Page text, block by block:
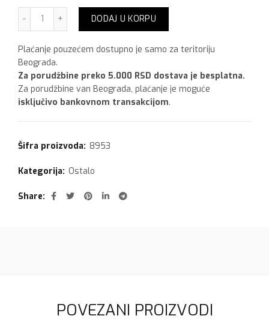
Cement 25 kg količina
DODAJ U KORPU
Plaćanje pouzećem dostupno je samo za teritoriju
Beograda.
Za porudžbine preko 5.000 RSD dostava je besplatna.
Za porudžbine van Beograda, plaćanje je moguće
isključivo bankovnom transakcijom.
Šifra proizvoda: 8953
Kategorija: Ostalo
Share
POVEZANI PROIZVODI